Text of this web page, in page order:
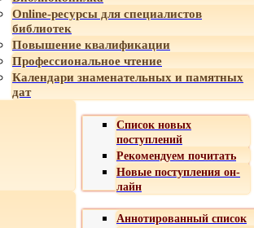
Online-ресурсы для специалистов
библиотек
Повышение квалификации
Профессиональное чтение
Календари знаменательных и памятных
дат
Список новых
поступлений
Рекомендуем почитать
Новые поступления он-
лайн
Аннотированный список